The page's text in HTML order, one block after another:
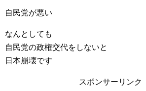
自民党が悪い
なんとしても
自民党の政権交代をしないと
日本崩壊です
スポンサーリンク